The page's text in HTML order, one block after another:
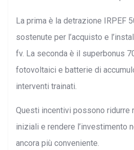
La prima è la detrazione IRPEF
sostenute per l’acquisto e
fv. La seconda è il superbonus
fotovoltaici e batterie di
interventi trainati.
Questi incentivi possono ridurre
iniziali e rendere l’investimento
ancora più conveniente.